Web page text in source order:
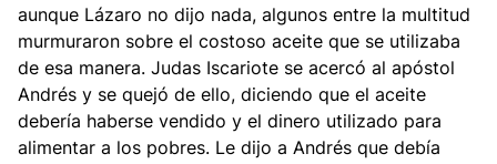
aunque Lázaro no dijo nada, algunos entre la multitud
murmuraron sobre el costoso aceite que se utilizaba
de esa manera. Judas Iscariote se acercó al apóstol
Andrés y se quejó de ello, diciendo que el aceite
debería haberse vendido y el dinero utilizado para
alimentar a los pobres. Le dijo a Andrés que debía